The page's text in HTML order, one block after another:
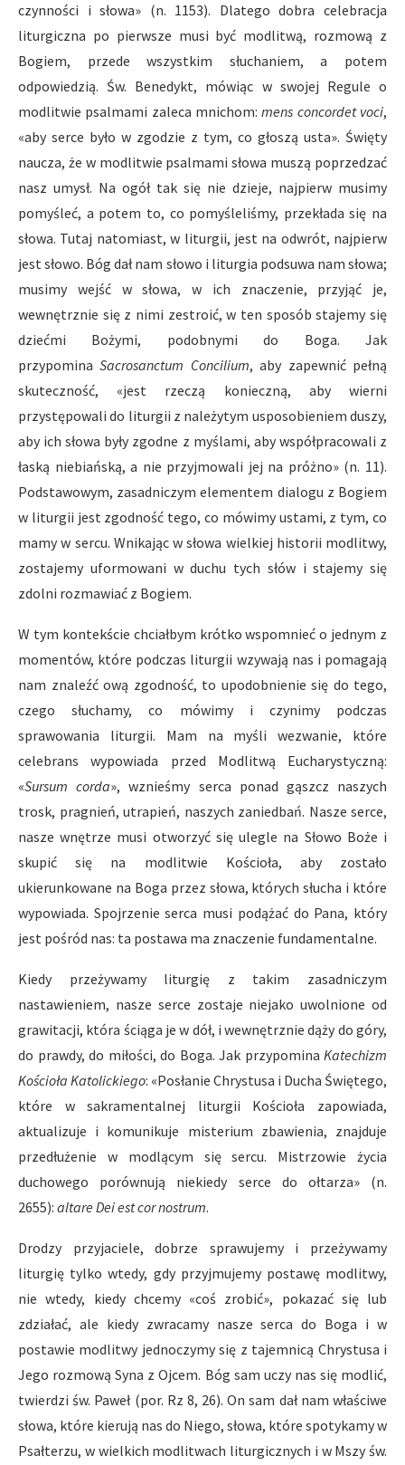
czynności i słowa» (n. 1153). Dlatego dobra celebracja
liturgiczna po pierwsze musi być modlitwą, rozmową z
Bogiem, przede wszystkim słuchaniem, a potem
odpowiedzią. Św. Benedykt, mówiąc w swojej Regule o
modlitwie psalmami zaleca mnichom:mens concordet voci,
«aby serce było w zgodzie z tym, co głoszą usta». Święty
naucza, że w modlitwie psalmami słowa muszą poprzedzać
nasz umysł. Na ogół tak się nie dzieje, najpierw musimy
pomyśleć, a potem to, co pomyśleliśmy, przekłada się na
słowa. Tutaj natomiast, w liturgii, jest na odwrót, najpierw
jest słowo. Bóg dał nam słowo i liturgia podsuwa nam słowa;
musimy wejść w słowa, w ich znaczenie, przyjąć je,
wewnętrznie się z nimi zestroić, w ten sposób stajemy się
dziećmi Bożymi, podobnymi do Boga. Jak
przypominaSacrosanctum Concilium, aby zapewnić pełną
skuteczność, «jest rzeczą konieczną, aby wierni
przystępowali do liturgii z należytym usposobieniem duszy,
aby ich słowa były zgodne z myślami, aby współpracowali z
łaską niebiańską, a nie przyjmowali jej na próżno» (n. 11).
Podstawowym, zasadniczym elementem dialogu z Bogiem
w liturgii jest zgodność tego, co mówimy ustami, z tym, co
mamy w sercu. Wnikając w słowa wielkiej historii modlitwy,
zostajemy uformowani w duchu tych słów i stajemy się
zdolni rozmawiać z Bogiem.
W tym kontekście chciałbym krótko wspomnieć o jednym z
momentów, które podczas liturgii wzywają nas i pomagają
nam znaleźć ową zgodność, to upodobnienie się do tego,
czego słuchamy, co mówimy i czynimy podczas
sprawowania liturgii. Mam na myśli wezwanie, które
celebrans wypowiada przed Modlitwą Eucharystyczną:
«Sursum corda», wznieśmy serca ponad gąszcz naszych
trosk, pragnień, utrapień, naszych zaniedbań. Nasze serce,
nasze wnętrze musi otworzyć się ulegle na Słowo Boże i
skupić się na modlitwie Kościoła, aby zostało
ukierunkowane na Boga przez słowa, których słucha i które
wypowiada. Spojrzenie serca musi podążać do Pana, który
jest pośród nas: ta postawa ma znaczenie fundamentalne.
Kiedy przeżywamy liturgię z takim zasadniczym
nastawieniem, nasze serce zostaje niejako uwolnione od
grawitacji, która ściąga je w dół, i wewnętrznie dąży do góry,
do prawdy, do miłości, do Boga. Jak przypomina Katechizm
Kościoła Katolickiego: «Posłanie Chrystusa i Ducha Świętego,
które w sakramentalnej liturgii Kościoła zapowiada,
aktualizuje i komunikuje misterium zbawienia, znajduje
przedłużenie w modlącym się sercu. Mistrzowie życia
duchowego porównują niekiedy serce do ołtarza» (n.
2655): altare Dei est cor nostrum.
Drodzy przyjaciele, dobrze sprawujemy i przeżywamy
liturgię tylko wtedy, gdy przyjmujemy postawę modlitwy,
nie wtedy, kiedy chcemy «coś zrobić», pokazać się lub
zdziałać, ale kiedy zwracamy nasze serca do Boga i w
postawie modlitwy jednoczymy się z tajemnicą Chrystusa i
Jego rozmową Syna z Ojcem. Bóg sam uczy nas się modlić,
twierdzi św. Paweł (por. Rz 8, 26). On sam dał nam właściwe
słowa, które kierują nas do Niego, słowa, które spotykamy w
Psałterzu, w wielkich modlitwach liturgicznych i w Mszy św.